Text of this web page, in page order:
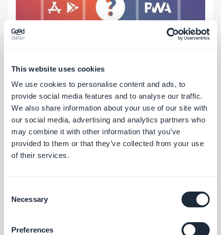
This website uses cookies
We use cookies to personalise content and ads, to
provide social media features and to analyse our traffic.
We also share information about your use of our site with
our social media, advertising and analytics partners who
may combine it with other information that you’ve
provided to them or that they’ve collected from your use
of their services.
Selection
Necessary
Preferences
Creare App native per iPhone e Android
- Dalle 500 app dell'Apple App Store quando
è stato lanciato 10 anni fa ai quasi 2 milioni
disponibili oggi (più altri 2,4 milioni offerti dal
Play Store), le app fanno ormai parte della
del traffico mobile
sempre state in prima linea nello sviluppo del